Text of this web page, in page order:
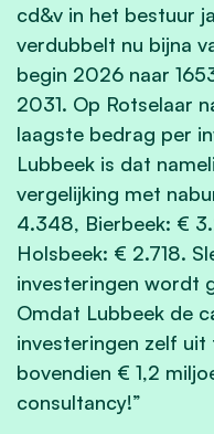
cd&v in het bestuur
verdubbelt nu bijna
begin 2026 naar
2031. Op Rotselaar
laagste bedrag per
Lubbeek is dat
vergelijking met
4.348, Bierbeek: €
Holsbeek: € 2.718.
investeringen wordt
Omdat Lubbeek de
investeringen zelf
bovendien € 1,2
consultancy!”